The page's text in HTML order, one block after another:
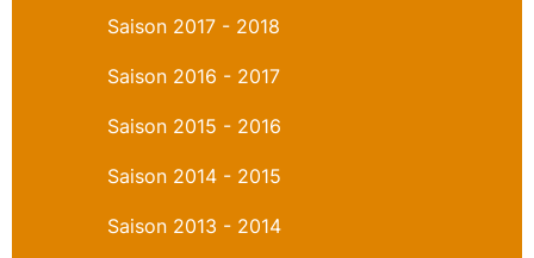
Saison 2017 - 2018
Saison 2016 - 2017
Saison 2015 - 2016
Saison 2014 - 2015
Saison 2013 - 2014